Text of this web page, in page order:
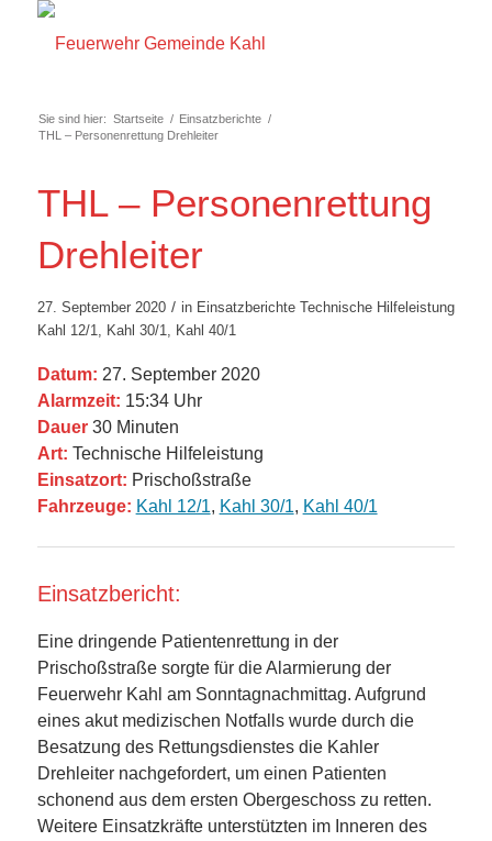
Sie sind hier: Startseite / Einsatzberichte /
THL – Personenrettung Drehleiter
THL – Personenrettung
Drehleiter
27. September 2020 / in Einsatzberichte Technische Hilfeleistung
Kahl 12/1, Kahl 30/1, Kahl 40/1
Datum: 27. September 2020
Alarmzeit: 15:34 Uhr
Dauer30 Minuten
Art: Technische Hilfeleistung
Einsatzort: Prischoßstraße
Fahrzeuge: Kahl 12/1, Kahl 30/1, Kahl 40/1
Einsatzbericht:
Eine dringende Patientenrettung in der
Prischoßstraße sorgte für die Alarmierung der
Feuerwehr Kahl am Sonntagnachmittag. Aufgrund
eines akut medizischen Notfalls wurde durch die
Besatzung des Rettungsdienstes die Kahler
Drehleiter nachgefordert, um einen Patienten
schonend aus dem ersten Obergeschoss zu retten.
Weitere Einsatzkräfte unterstützten im Inneren des